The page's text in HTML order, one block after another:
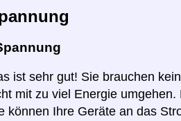
ist sehr gut! Sie brauchen
mit zu viel Energie
können Ihre Geräte an das